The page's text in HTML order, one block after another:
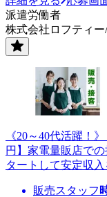
派遣労働者
株式会社ロフティー
《20～40代活躍！
円】家電量販店で
タートして安定収入
販売スタッフ